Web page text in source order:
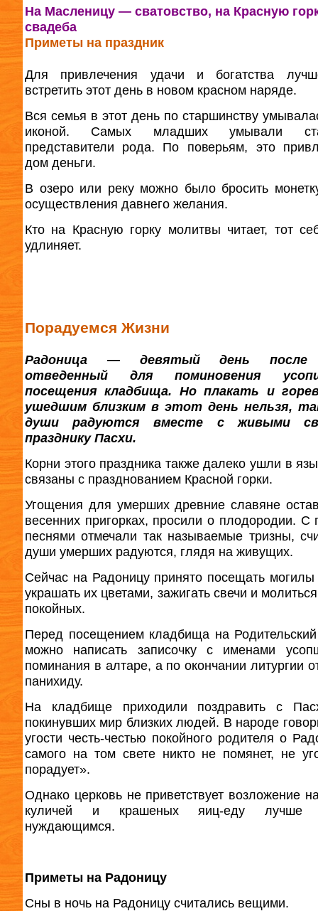
На Масленицу — сватовство, на Красную
свадеба
Приметы на праздник
Для привлечения удачи и богатства
встретить этот день в новом красном наряде.
Вся семья в этот день по старшинству
иконой. Самых младших умывали
представители рода. По поверьям, это
дом деньги.
В озеро или реку можно было бросить
осуществления давнего желания.
Кто на Красную горку молитвы читает, тот
удлиняет.
Порадуемся Жизни
Радоница — девятый день после
отведенный для поминовения
посещения кладбища. Но плакать и
ушедшим близким в этот день нельзя,
души радуются вместе с живыми
празднику Пасхи.
Корни этого праздника также далеко ушли в
связаны с празднованием Красной горки.
Угощения для умерших древние славяне
весенних пригорках, просили о плодородии. С
песнями отмечали так называемые тризны,
души умерших радуются, глядя на живущих.
Сейчас на Радоницу принято посещать могилы
украшать их цветами, зажигать свечи и
покойных.
Перед посещением кладбища на Родительский
можно написать записочку с именами
поминания в алтаре, а по окончании литургии
панихиду.
На кладбище приходили поздравить с
покинувших мир близких людей. В народе
угости честь-честью покойного родителя о
самого на том свете никто не помянет, не
порадует».
Однако церковь не приветствует возложение
куличей и крашеных яиц-еду лучше
нуждающимся.
Приметы на Радоницу
Сны в ночь на Радоницу считались вещими.